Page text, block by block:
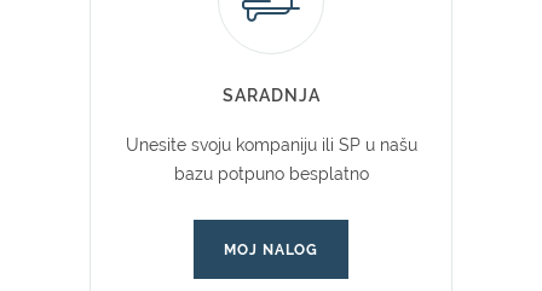
SARADNJA
Unesite svoju kompaniju ili SP u našu
bazu potpuno besplatno
MOJ NALOG